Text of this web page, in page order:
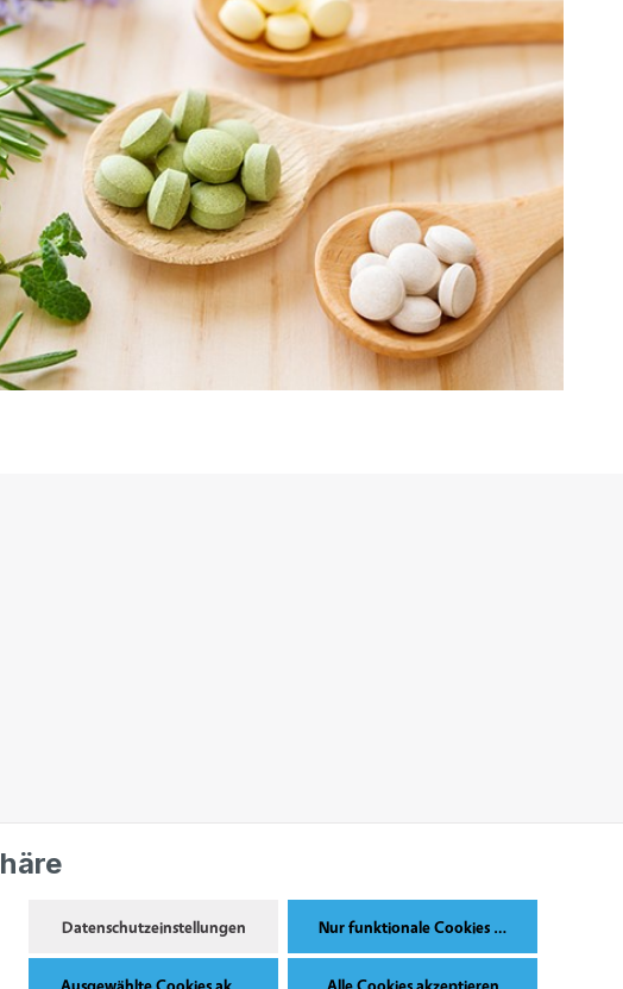
Datenschutzeinstellungen Nur funktionale Cookies akzeptieren
Ausgewählte Cookies akzeptieren Alle Cookies akzeptieren